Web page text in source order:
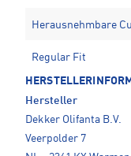
Herausnehmbare
Regular Fit
Hersteller
Dekker Olifanta B.V.
Veerpolder 7